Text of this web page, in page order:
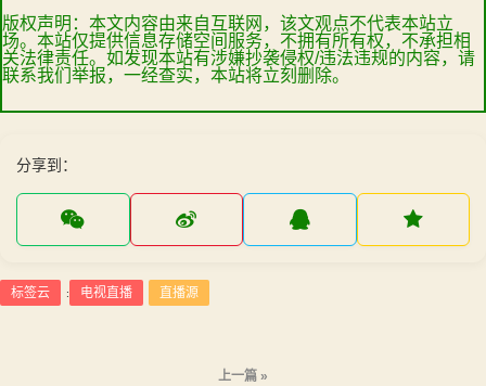
版权声明：本文内容由来自互联网，该文观点不代表本站立
场。本站仅提供信息存储空间服务，不拥有所有权，不承担相
关法律责任。如发现本站有涉嫌抄袭侵权/违法违规的内容，请
联系我们举报，一经查实，本站将立刻删除。
分享到：
标签云 : 电视直播 直播源
上一篇 »